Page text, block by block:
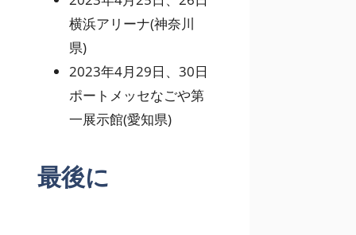
横浜アリーナ(神奈川
県)
2023年4月29日、30日
ポートメッセなごや第
一展示館(愛知県)
最後に